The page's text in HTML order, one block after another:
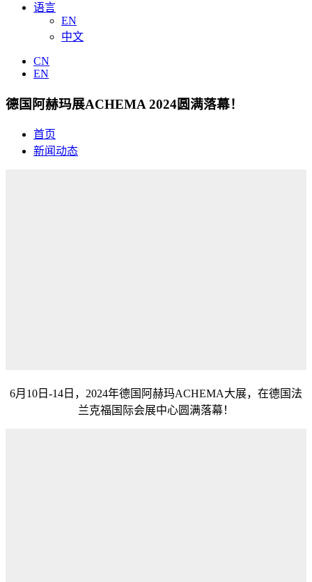
语言
EN
中文
CN
EN
德国阿赫玛展ACHEMA 2024圆满落幕！
首页
新闻动态
6月10日-14日，2024年德国阿赫玛ACHEMA大展，在德国法
兰克福国际会展中心圆满落幕！